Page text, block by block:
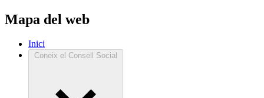
Mapa del web
Inici
Coneix el Consell Social